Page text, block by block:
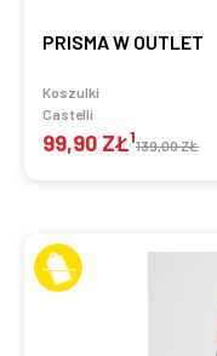
PRISMA W OUTLET
Koszulki
Castelli
99,90 ZŁ1139,00 ZŁ